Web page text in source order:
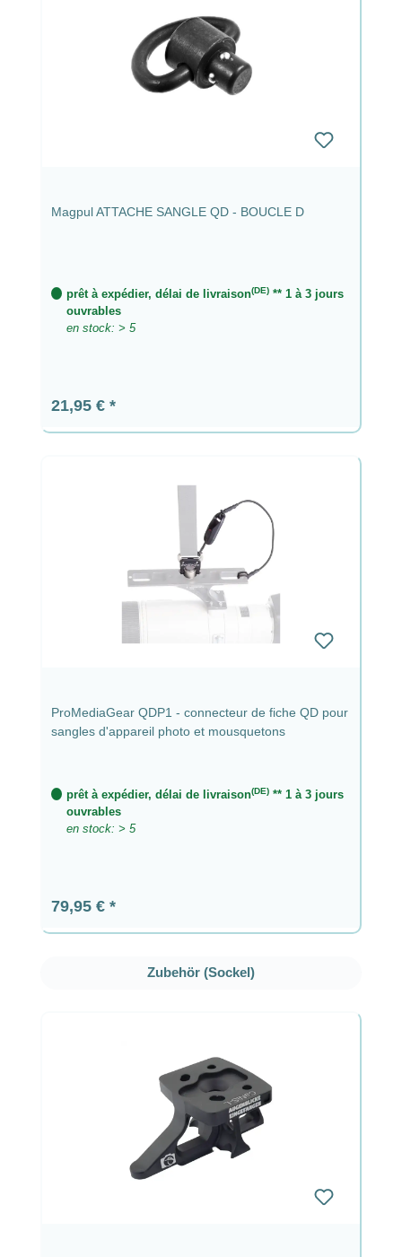
Magpul ATTACHE SANGLE QD - BOUCLE D
prêt à expédier, délai de livraison(DE)** 1 à 3 jours
ouvrables
en stock: > 5
Prix régulier :
21,95 €
ProMediaGear QDP1 - connecteur de fiche QD pour
sangles d'appareil photo et mousquetons
prêt à expédier, délai de livraison(DE)** 1 à 3 jours
ouvrables
en stock: > 5
Prix régulier :
79,95 €
Ignorer la galerie de produits
Zubehör (Sockel)